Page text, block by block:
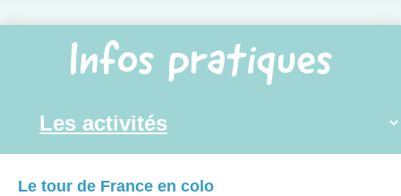
Infos pratiques
Le tour de France en colo